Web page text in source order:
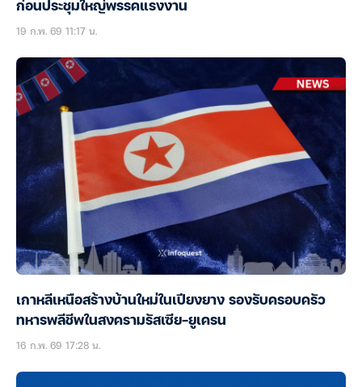
ก่อนประชุมใหญ่พรรคแรงงาน
19 ก.พ. 69 11:17 น.
เกาหลีเหนือสร้างบ้านใหม่ในเปียงยาง รองรับครอบครัว
ทหารพลีชีพในสงครามรัสเซีย-ยูเครน
16 ก.พ. 69 17:28 น.